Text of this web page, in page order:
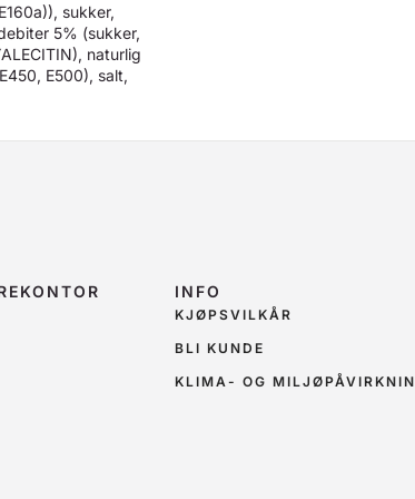
sukker,
5% (sukker,
naturlig
E500), salt,
INFO
KJØPSVILKÅR
BLI KUNDE
KLIMA- OG